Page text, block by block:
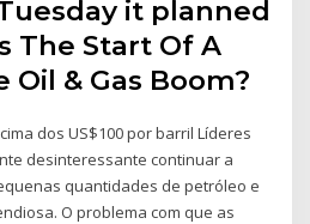
it planned
The Start Of A
Oil & Gas Boom?
dos US$100 por barril Líderes
desinteressante continuar a
quantidades de petróleo e
O problema com que as